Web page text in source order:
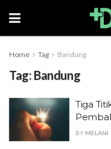
Home Tag Bandung
Tag: Bandung
Tiga
BY MELANI